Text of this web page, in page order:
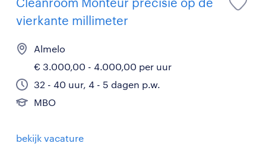
vierkante millimeter
Almelo
€ 3.000,00 - 4.000,00 per uur
32 - 40 uur, 4 - 5 dagen p.w.
MBO
bekijk vacature